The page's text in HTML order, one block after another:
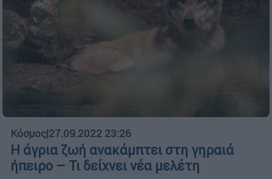
Κόσμος|27.09.2022 23:26
Η άγρια ζωή ανακάμπτει στη γηραιά
ήπειρο – Τι δείχνει νέα μελέτη